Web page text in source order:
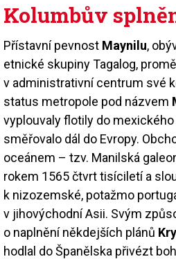
Kolumbův
Přístavní pevnost Maynilu,
etnické skupiny Tagalog,
v administrativní centrum své
status metropole pod názvem
vyplouvaly flotily do
směřovalo dál do Evropy.
oceánem – tzv. Manilská
rokem 1565 čtvrt tisíciletí a
k nizozemské, potažmo
v jihovýchodní Asii. Svým
o naplnění někdejších plánů
hodlal do Španělska přivézt